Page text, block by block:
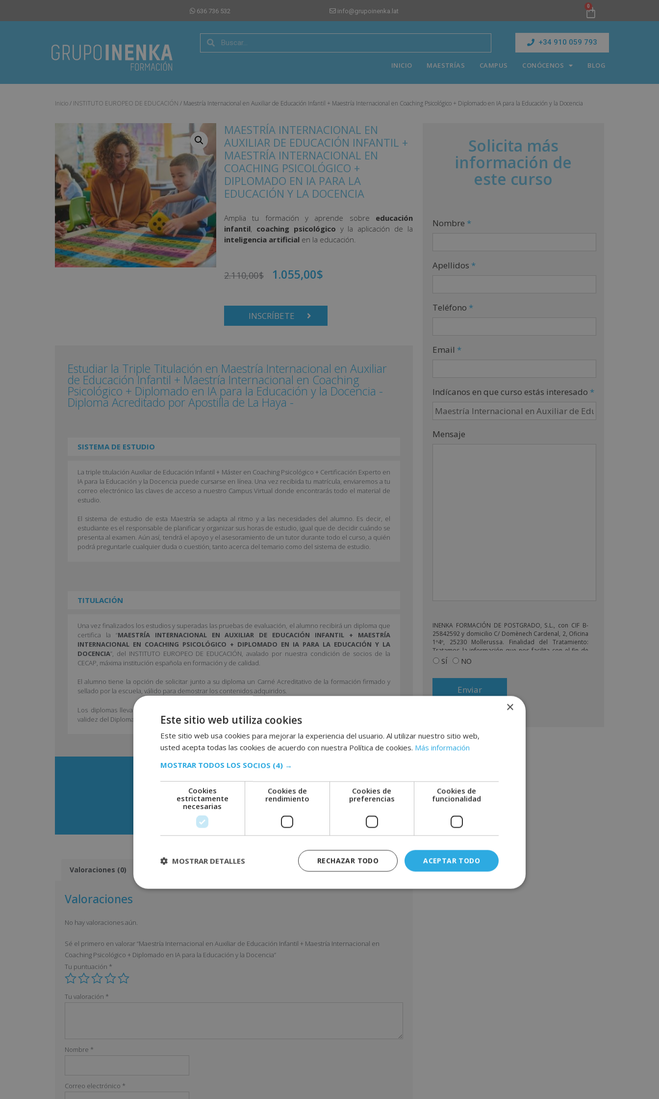
636 736 532 info@grupoinenka.lat
0
+34 910 059 793
INICIO MAESTRÍAS CAMPUS CONÓCENOS BLOG
Inicio/ INSTITUTO EUROPEO DE EDUCACIÓN / Maestría Internacional en Auxiliar de Educación Infantil + Maestría Internacional en Coaching Psicológico + Diplomado en IA para la Educación y la Docencia
MAESTRÍA INTERNACIONAL EN
AUXILIAR DE EDUCACIÓN INFANTIL +
MAESTRÍA INTERNACIONAL EN
COACHING PSICOLÓGICO +
DIPLOMADO EN IA PARA LA
EDUCACIÓN Y LA DOCENCIA
Amplia tu formación y aprende sobre educación
infantil, coaching psicológico y la aplicación de la
inteligencia artificialen la educación.
2.110,00$ 1.055,00$
INSCRÍBETE
Estudiar la Triple Titulación en Maestría Internacional en Auxiliar
de Educación Infantil + Maestría Internacional en Coaching
Psicológico + Diplomado en IA para la Educación y la Docencia -
Diploma Acreditado por Apostilla de La Haya -
SISTEMA DE ESTUDIO
La triple titulación Auxiliar de Educación Infantil + Máster en Coaching Psicológico + Certificación Experto en
IA para la Educación y la Docencia puede cursarse en línea. Una vez recibida tu matrícula, enviaremos a tu
correo electrónico las claves de acceso a nuestro Campus Virtual donde encontrarás todo el material de
estudio.
El sistema de estudio de esta Maestría se adapta al ritmo y a las necesidades del alumno. Es decir, el
estudiante es el responsable de planificar y organizar sus horas de estudio, igual que de decidir cuándo se
presenta al examen. Aún así, tendrá el apoyo y el asesoramiento de un tutor durante todo el curso, a quién
podrá preguntarle cualquier duda o cuestión, tanto acerca del temario como del sistema de estudio.
TITULACIÓN
Una vez finalizados los estudios y superadas las pruebas de evaluación, el alumno recibirá un diploma que
certifica la “MAESTRÍA INTERNACIONAL EN AUXILIAR DE EDUCACIÓN INFANTIL + MAESTRÍA
INTERNACIONAL EN COACHING PSICOLÓGICO + DIPLOMADO EN IA PARA LA EDUCACIÓN Y LA
DOCENCIA”, del INSTITUTO EUROPEO DE EDUCACIÓN, avalado por nuestra condición de socios de la
CECAP, máxima institución española en formación y de calidad.
El alumno tiene la opción de solicitar junto a su diploma un Carné Acreditativo de la formación firmado y
sellado por la escuela, válido para demostrar los contenidos adquiridos.
Los diplomas llevan la Apostilla de la Haya, mediante la que se reconoce y garantiza la autenticidad y
validez del Diploma en cualquier país firmante del convenio.
Descargar aquí el temario
Valoraciones (0)
Valoraciones
No hay valoraciones aún.
Sé el primero en valorar “Maestría Internacional en Auxiliar de Educación Infantil + Maestría Internacional en
Coaching Psicológico + Diplomado en IA para la Educación y la Docencia”
Tu puntuación *
Tu valoración *
Nombre *
Correo electrónico *
Solicita más
información de
este curso
Nombre *
Apellidos *
Teléfono *
Email *
Indícanos en que curso estás interesado *
Mensaje
INENKA FORMACIÓN DE POSTGRADO, S.L., con CIF B-
25842592 y domicilio C/ Domènech Cardenal, 2, Oficina
1º4º, 25230 Mollerussa. Finalidad del Tratamiento:
Tratamos la información que nos facilita con el fin de
enviarle correos electrónicos de tipo comercial
Derechos: Puede ejercitar sus derechos
identificándose suficientemente, dirigiéndose a la
dirección info@grupoinenka.lat. Para más información
SÍ NO
t
e
a
t
e
:
×
Este sitio web utiliza cookies
Este sitio web usa cookies para mejorar la experiencia del usuario. Al utilizar nuestro sitio web,
usted acepta todas las cookies de acuerdo con nuestra Política de cookies. Más información
MOSTRAR TODOS LOS SOCIOS (4) →
Cookies
estrictamente
necesarias
Cookies de
rendimiento
Cookies de
preferencias
Cookies de
funcionalidad
ACEPTAR TODO
RECHAZAR TODO
MOSTRAR DETALLES